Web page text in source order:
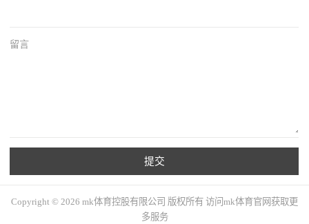
留言
提交
Copyright © 2026 mk体育控股有限公司 版权所有 访问mk体育官网获取更
多服务